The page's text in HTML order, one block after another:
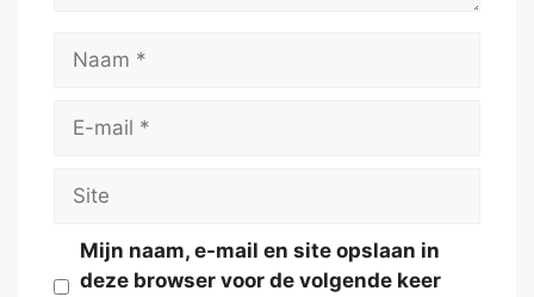
Naam
Site
Mijn naam, e-mail en site opslaan in
deze browser voor de volgende keer